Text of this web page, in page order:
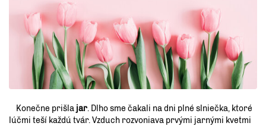
Konečne prišla jar. Dlho sme čakali na dni plné slniečka, ktoré
lúčmi teší každú tvár. Vzduch rozvoniava prvými jarnými kvetmi